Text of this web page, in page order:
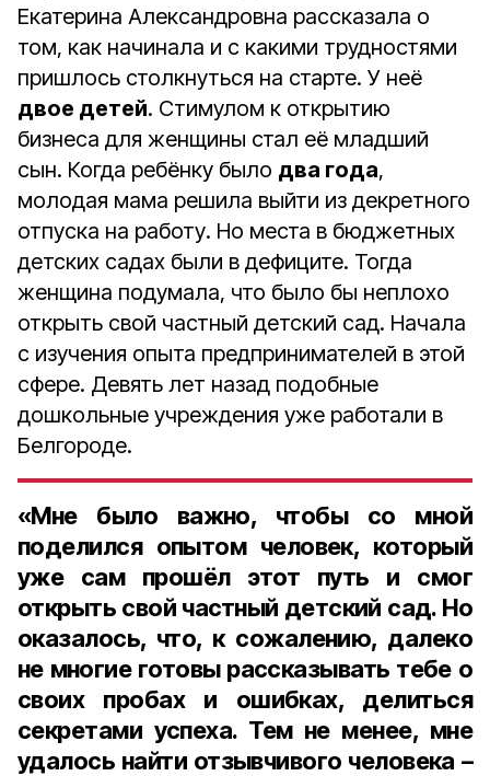
Екатерина Александровна рассказала о
том, как начинала и с какими трудностями
пришлось столкнуться на старте. У неё
двое детей. Стимулом к открытию
бизнеса для женщины стал её младший
сын. Когда ребёнку было два года,
молодая мама решила выйти из декретного
отпуска на работу. Но места в бюджетных
детских садах были в дефиците. Тогда
женщина подумала, что было бы неплохо
открыть свой частный детский сад. Начала
с изучения опыта предпринимателей в этой
сфере. Девять лет назад подобные
дошкольные учреждения уже работали в
Белгороде.
«Мне было важно, чтобы со мной
поделился опытом человек, который
уже сам прошёл этот путь и смог
открыть свой частный детский сад. Но
оказалось, что, к сожалению, далеко
не многие готовы рассказывать тебе о
своих пробах и ошибках, делиться
секретами успеха. Тем не менее, мне
удалось найти отзывчивого человека –